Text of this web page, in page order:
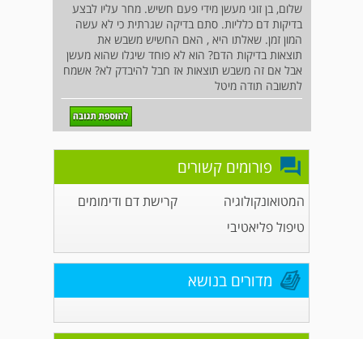
שלום, בן זוגי מעשן מידי פעם חשיש. מחר עליו לבצע
בדיקות דם כלליות. סתם בדיקה שגרתית כי לא עשה
המון זמן. שאלתו היא , האם החשיש משבש את
תוצאות בדיקות הדם? הוא לא פוחד שיגלו שהוא מעשן
אבל אם זה משבש תוצאות אז חבל להיבדק לא? אשמח
לתשובה תודה מיטל
פורומים קשורים
המטואונקולוגיה
קרישת דם ודימומים
טיפול פליאטיבי
מדורים בנושא